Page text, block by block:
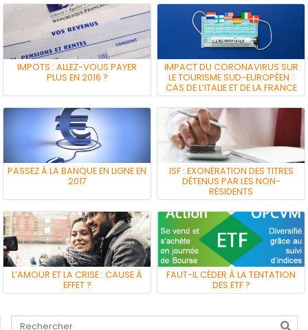
IMPOTS : ALLEZ-VOUS PAYER
PLUS EN 2016 ?
IMPACT DU CORONAVIRUS SUR
LE TOURISME SUD-EUROPÉEN :
CAS DE L’ITALIE ET DE LA FRANCE
PASSEZ À LA BANQUE EN LIGNE EN
2017
ISF : EXONÉRATION DES TITRES
DÉTENUS PAR LES NON-
RÉSIDENTS
L’AMOUR ET LA CRISE : CAUSE À
EFFET ?
FAUT-IL CÉDER À LA TENTATION
DES ETF ?
Tapez votre recherche